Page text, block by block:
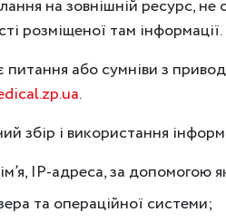
на зовнішній ресурс, не
розміщеної там
питання або сумніви з
.
збір і використання
IP-адреса, за допомогою
та операційної системи;